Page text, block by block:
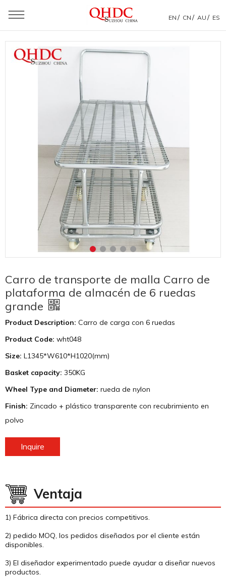
EN / CN / AU / ES
Casa
» Productos » Carro de almacén
almacén de 6 ruedas grande
Carro de transporte de malla Carro de
plataforma de almacén de 6 ruedas
grande
Product Description: Carro de carga con 6 ruedas
Product Code: wht048
Size: L1345*W610*H1020(mm)
Basket capacity: 350KG
Wheel Type and Diameter: rueda de nylon
Finish: Zincado + plástico transparente con recubrimiento en
polvo
Inquire
Ventaja
1) Fábrica directa con precios competitivos.
2) pedido MOQ, los pedidos diseñados por el cliente están
disponibles.
3) El diseñador experimentado puede ayudar a diseñar nuevos
productos.